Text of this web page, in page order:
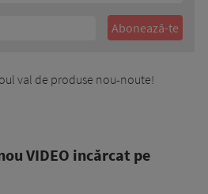
val de produse nou-noute!
VIDEO incărcat pe